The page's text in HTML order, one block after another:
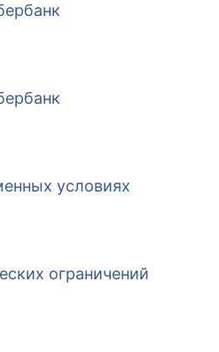
условиях
ограничений